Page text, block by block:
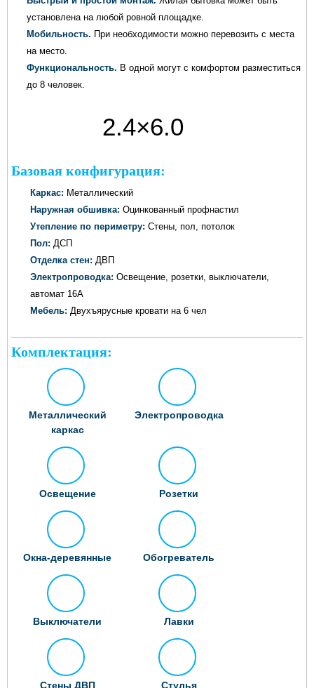
установлена на любой ровной площадке.
Мобильность. При необходимости можно перевозить с места
на место.
Функциональность. В одной могут с комфортом разместиться
до 8 человек.
2.4×6.0
Базовая конфигурация:
Каркас: Металлический
Наружная обшивка: Оцинкованный профнастил
Утепление по периметру: Стены, пол, потолок
Пол: ДСП
Отделка стен: ДВП
Электропроводка: Освещение, розетки, выключатели,
автомат 16А
Мебель: Двухъярусные кровати на 6 чел
Комплектация:
Металлический
каркас
Электропроводка
Освещение Розетки
Окна-деревянные Обогреватель
Выключатели Лавки
Стены ДВП Стулья